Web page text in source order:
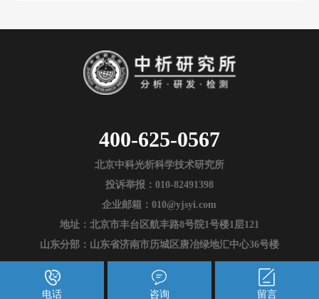
电话 咨询 留言
400-625-0567
北京中科光析科学技术研究所
投诉举报：010-82491398
企业邮箱：010@yjsyi.com
地址：北京市丰台区航丰路8号院1号楼1层121
山东分部：山东省济南市历城区唐冶绿地汇中心36号楼